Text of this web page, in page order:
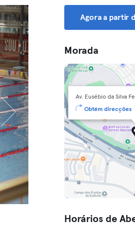
Agora a partir
Morada
Av. Eusébio da Silva
Obtém direcções
Horários de